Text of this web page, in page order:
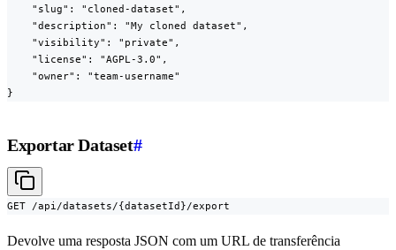
    "slug": "cloned-dataset",
    "description": "My cloned dataset",
    "visibility": "private",
    "license": "AGPL-3.0",
    "owner": "team-username"
}
Exportar Dataset#
GET /api/datasets/{datasetId}/export
Devolve uma resposta JSON com um URL de transferência